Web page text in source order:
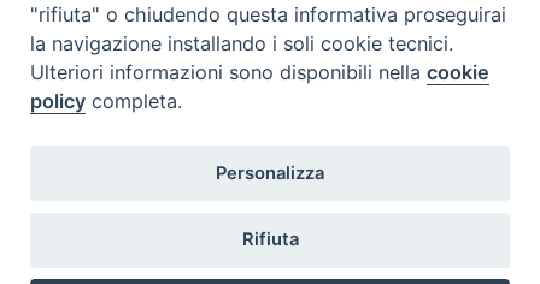
Privacy e sicurezza
"rifiuta" o chiudendo questa informativa proseguirai
la navigazione installando i soli cookie tecnici.
Ulteriori informazioni sono disponibili nellacookie
policy completa.
Personalizza
Rifiuta